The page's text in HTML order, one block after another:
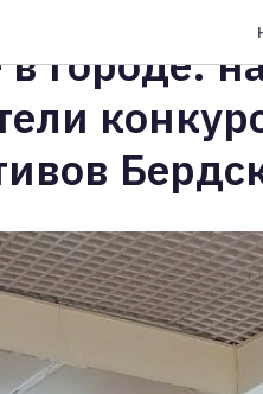
городе: